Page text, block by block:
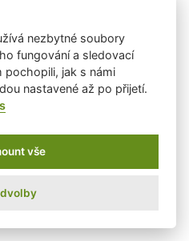
WWW
údajů
stránkách
o cookies
|WebDesign and System ©
PSoIT
nezbytné soubory
fungování a sledovací
jak s námi
nastavené až po přijetí.
vše